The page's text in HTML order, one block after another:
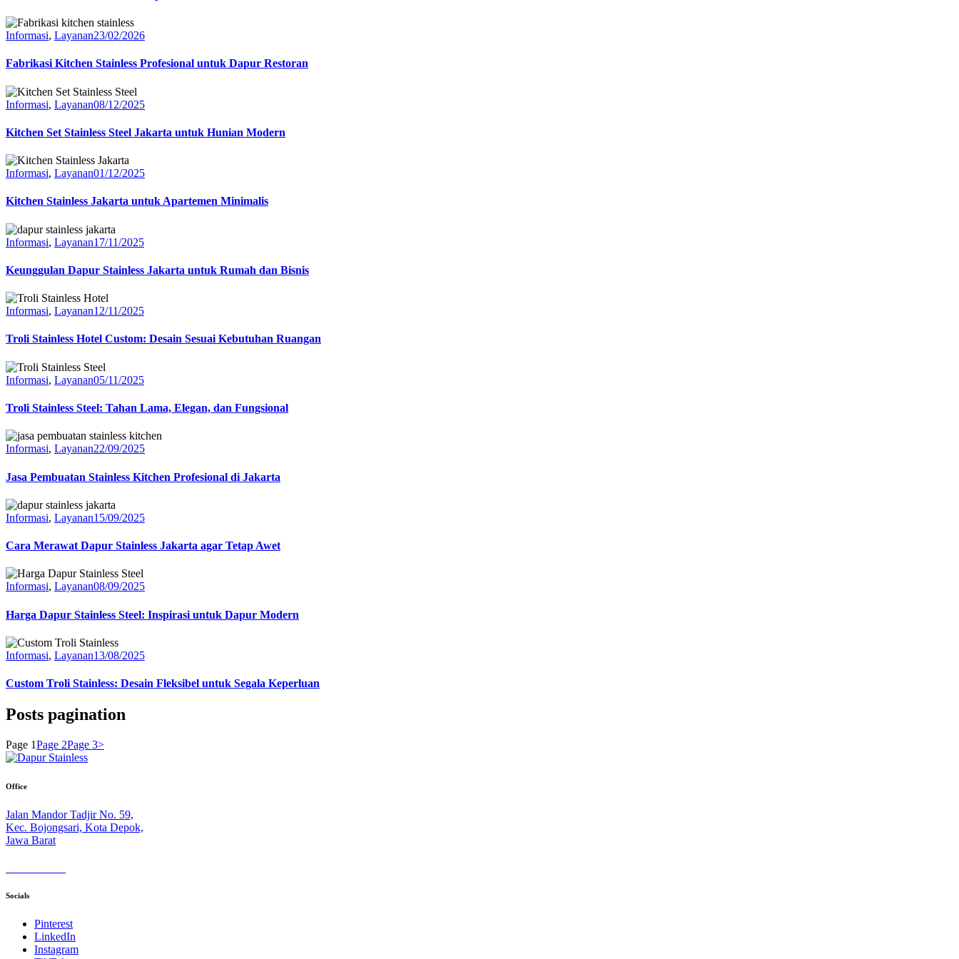
Informasi, Layanan23/02/2026
Fabrikasi Kitchen Stainless Profesional untuk Dapur Restoran
Informasi, Layanan08/12/2025
Kitchen Set Stainless Steel Jakarta untuk Hunian Modern
Informasi, Layanan01/12/2025
Kitchen Stainless Jakarta untuk Apartemen Minimalis
Informasi, Layanan17/11/2025
Keunggulan Dapur Stainless Jakarta untuk Rumah dan Bisnis
Informasi, Layanan12/11/2025
Troli Stainless Hotel Custom: Desain Sesuai Kebutuhan Ruangan
Informasi, Layanan05/11/2025
Troli Stainless Steel: Tahan Lama, Elegan, dan Fungsional
Informasi, Layanan22/09/2025
Jasa Pembuatan Stainless Kitchen Profesional di Jakarta
Informasi, Layanan15/09/2025
Cara Merawat Dapur Stainless Jakarta agar Tetap Awet
Informasi, Layanan08/09/2025
Harga Dapur Stainless Steel: Inspirasi untuk Dapur Modern
Informasi, Layanan13/08/2025
Custom Troli Stainless: Desain Fleksibel untuk Segala Keperluan
Posts pagination
Page 1Page 2Page 3>
Office
Jalan Mandor Tadjir No. 59,
Kec. Bojongsari, Kota Depok,
Jawa Barat
Socials
Pinterest
LinkedIn
Instagram